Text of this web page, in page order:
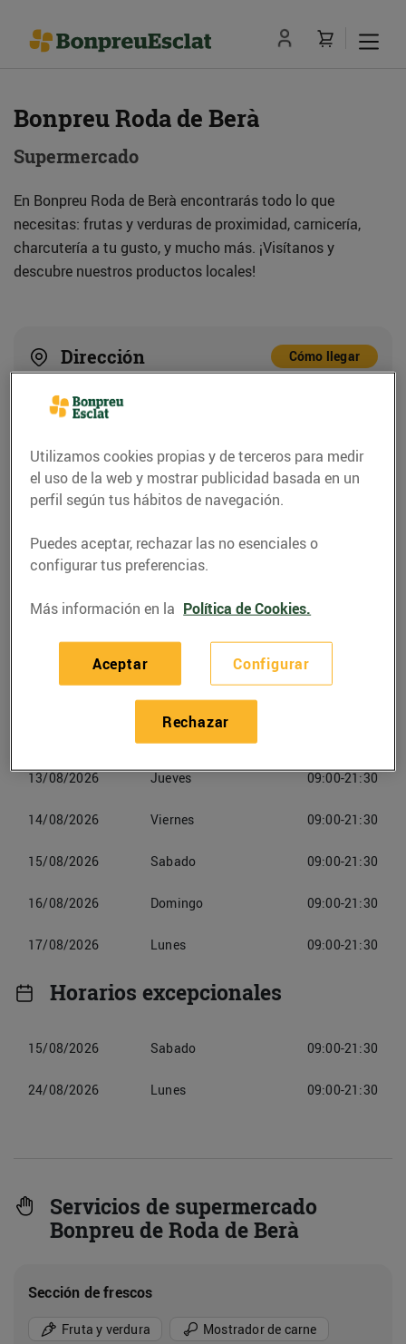
Bonpreu Roda de Berà
Supermercado
En Bonpreu Roda de Berà encontrarás todo lo que
necesitas: frutas y verduras de proximidad, carnicería,
charcutería a tu gusto, y mucho más. ¡Visítanos y
descubre nuestros productos locales!
Dirección Cómo llegar
Teléfono
977194048
Llamar
Horarios Bonpreu Roda De Berà
13/08/2026 Jueves 09:00-21:30
14/08/2026 Viernes 09:00-21:30
15/08/2026 Sabado 09:00-21:30
16/08/2026 Domingo 09:00-21:30
17/08/2026 Lunes 09:00-21:30
Horarios excepcionales
15/08/2026 Sabado 09:00-21:30
24/08/2026 Lunes 09:00-21:30
Servicios de supermercado
Bonpreu de Roda de Berà
Sección de frescos
Fruta y verdura
Mostrador de carne
Utilizamos cookies propias y de terceros para medir
el uso de la web y mostrar publicidad basada en un
perfil según tus hábitos de navegación.
Puedes aceptar, rechazar las no esenciales o
configurar tus preferencias.
Más información en la Política de Cookies.
Configurar
Rechazar
Aceptar